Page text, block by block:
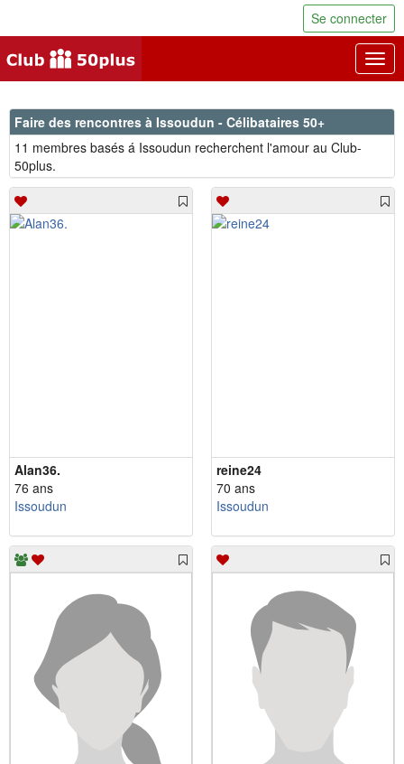
Se connecter
Faire des rencontres à Issoudun - Célibataires 50+
11 membres basés á Issoudun recherchent l'amour au Club-
50plus.
Alan36.
76 ans
Issoudun
reine24
70 ans
Issoudun